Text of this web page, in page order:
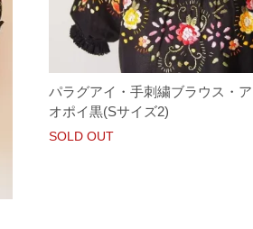
パラグアイ・手刺繍ブラウス・ア
オポイ黒(Sサイズ2)
SOLD OUT